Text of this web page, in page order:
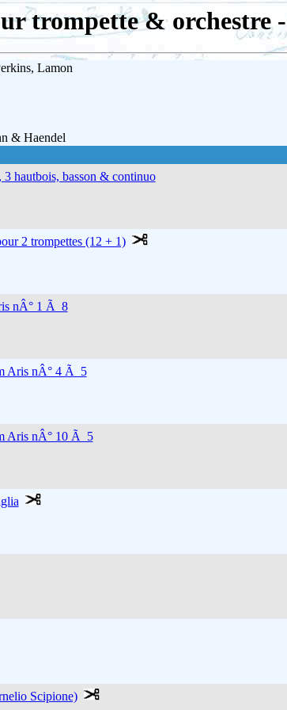
trompette & orchestre
Lamon
& Haendel
hautbois, basson & continuo
2 trompettes (12 + 1)
nÂ° 1 Ã 8
Aris nÂ° 4 Ã 5
Aris nÂ° 10 Ã 5
Scipione)